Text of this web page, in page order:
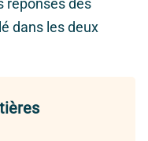
dans les deux